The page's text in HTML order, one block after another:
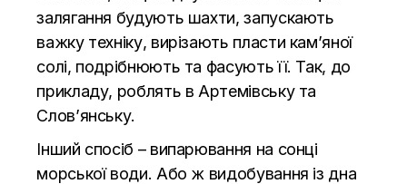
залягання будують шахти, запускають
важку техніку, вирізають пласти кам’яної
солі, подрібнюють та фасують її. Так, до
прикладу, роблять в Артемівську та
Слов’янську.
Інший спосіб – випарювання на сонці
морської води. Або ж видобування із дна